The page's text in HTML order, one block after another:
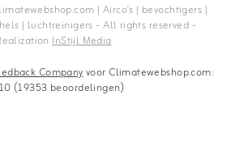
| Airco's | bevochtigers |
| luchtreinigers - All rights reserved -
InStijl Media
Companyvoor Climatewebshop.com:
(19353 beoordelingen)